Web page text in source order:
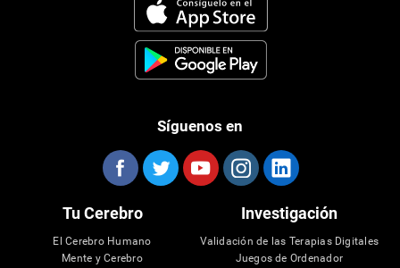
Síguenos en
Tu Cerebro
El Cerebro Humano
Mente y Cerebro
Investigación
Validación de las Terapias Digitales
Juegos de Ordenador